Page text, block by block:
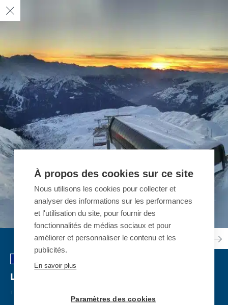
La Rosière - Mont Valaisan
TELESILLA DESEMBRAGABLE
À propos des cookies sur ce site
Nous utilisons les cookies pour collecter et
analyser des informations sur les performances
et l'utilisation du site, pour fournir des
fonctionnalités de médias sociaux et pour
améliorer et personnaliser le contenu et les
publicités.
En savoir plus
Paramètres des cookies